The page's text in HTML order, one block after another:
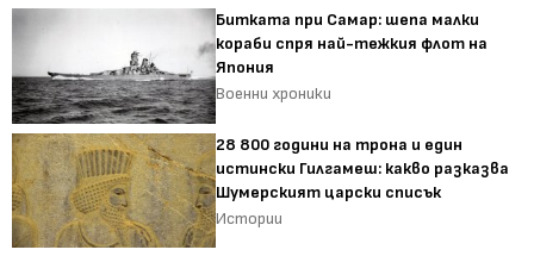
Битката при Самар: шепа малки
кораби спря най-тежкия флот на
Япония
Военни хроники
28 800 години на трона и един
истински Гилгамеш: какво разказва
Шумерският царски списък
Истории